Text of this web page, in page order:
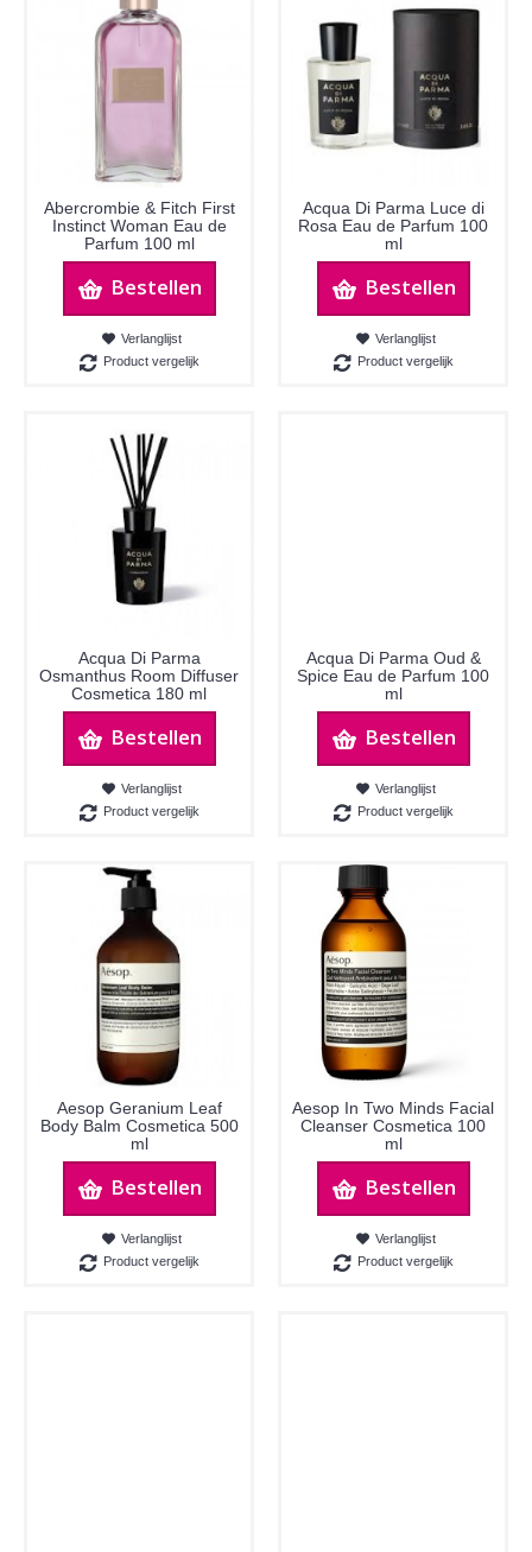
Abercrombie & Fitch First
Instinct Woman Eau de
Parfum 100 ml
Bestellen
Verlanglijst
Product vergelijk
Acqua Di Parma Luce di
Rosa Eau de Parfum 100
ml
Bestellen
Verlanglijst
Product vergelijk
Acqua Di Parma
Osmanthus Room Diffuser
Cosmetica 180 ml
Bestellen
Verlanglijst
Product vergelijk
Acqua Di Parma Oud &
Spice Eau de Parfum 100
ml
Bestellen
Verlanglijst
Product vergelijk
Aesop Geranium Leaf
Body Balm Cosmetica 500
ml
Bestellen
Verlanglijst
Product vergelijk
Aesop In Two Minds Facial
Cleanser Cosmetica 100
ml
Bestellen
Verlanglijst
Product vergelijk